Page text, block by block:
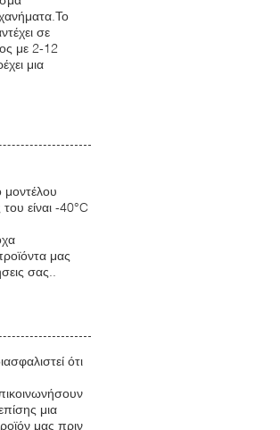
σε
με 2-12
μια
μοντέλου
είναι -40°C
μας
σας..
ότι
μια
μας πριν